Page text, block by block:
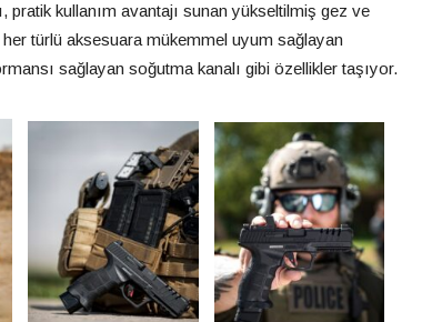
pratik kullanım avantajı sunan yükseltilmiş gez ve
türlü aksesuara mükemmel uyum sağlayan
sağlayan soğutma kanalı gibi özellikler taşıyor.